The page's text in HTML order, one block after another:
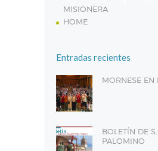
MISIONERA
HOME
Entradas recientes
MORNESE EN
BOLETÍN DE
PALOMINO